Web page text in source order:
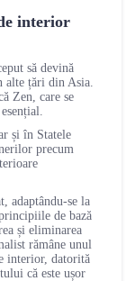
interior
să devină
alte țări din Asia.
Zen, care se
și în Statele
precum
adaptându-se la
de bază
și eliminarea
rămâne unul
interior, datorită
că este ușor